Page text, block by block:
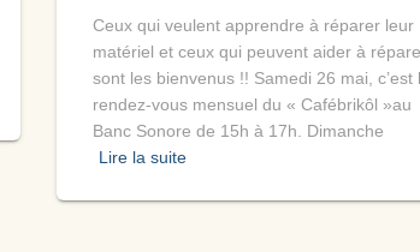
Ceux qui veulent apprendre à réparer leur
matériel et ceux qui peuvent aider à
sont les bienvenus !! Samedi 26 mai, c’est
rendez-vous mensuel du « Cafébrikôl »au
Banc Sonore de 15h à 17h. Dimanche
Lire la suite